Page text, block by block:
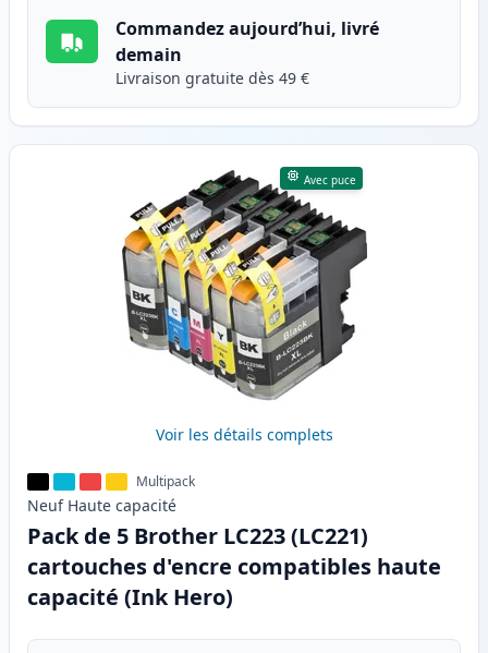
Commandez aujourd’hui, livré
demain
Livraison gratuite dès 49 €
Avec puce
Voir les détails complets
Multipack
Neuf Haute capacité
Pack de 5 Brother LC223 (LC221)
cartouches d'encre compatibles haute
capacité (Ink Hero)